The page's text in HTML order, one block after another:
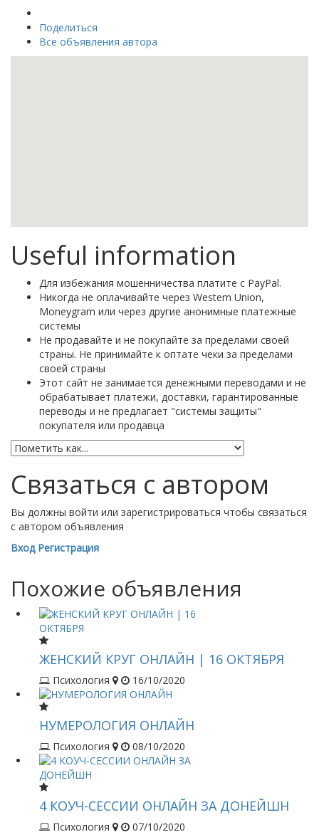
Поделиться
Все объявления автора
Useful information
Для избежания мошенничества платите с PayPal.
Никогда не оплачивайте через Western Union,
Moneygram или через другие анонимные платежные
системы
Не продавайте и не покупайте за пределами своей
страны. Не принимайте к оптате чеки за пределами
своей страны
Этот сайт не занимается денежными переводами и не
обрабатывает платежи, доставки, гарантированные
переводы и не предлагает "системы защиты"
покупателя или продавца
Связаться с автором
Вы должны войти или зарегистрироваться чтобы связаться
с автором объявления
Вход Регистрация
Похожие объявления
ЖЕНСКИЙ КРУГ ОНЛАЙН | 16 ОКТЯБРЯ
Психология 16/10/2020
НУМЕРОЛОГИЯ ОНЛАЙН
Психология 08/10/2020
4 КОУЧ-СЕССИИ ОНЛАЙН ЗА ДОНЕЙШН
Психология 07/10/2020